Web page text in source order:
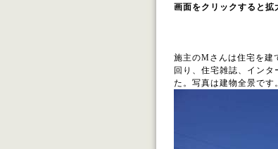
画面をクリックすると拡
施工 株
完成
施主のMさんは住宅を建
回り、住宅雑誌、イン
た。写真は建物全景です。